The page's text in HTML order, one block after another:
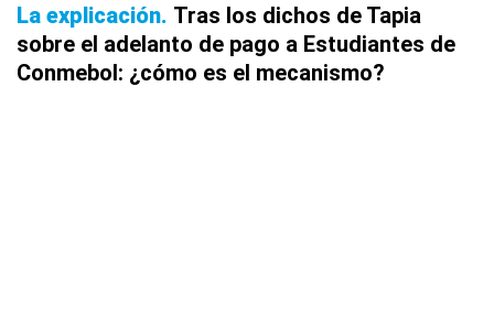
La explicación Tras los dichos de Tapia
sobre el adelanto de pago a Estudiantes de
Conmebol: ¿cómo es el mecanismo?